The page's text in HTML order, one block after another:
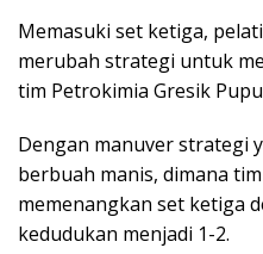
Memasuki set ketiga,
merubah strategi untuk
tim Petrokimia Gresik
Dengan manuver strategi
berbuah manis, dimana
memenangkan set ketiga
kedudukan menjadi 1-2.